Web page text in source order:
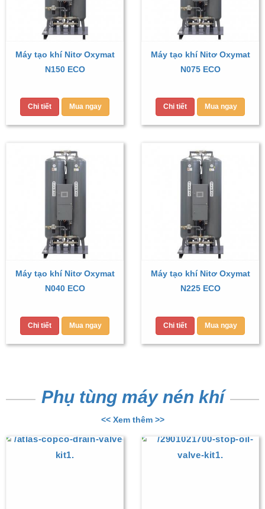
Máy tạo khí Nitơ Oxymat
N150 ECO
Chi tiết Mua ngay
Máy tạo khí Nitơ Oxymat
N075 ECO
Chi tiết Mua ngay
Máy tạo khí Nitơ Oxymat
N040 ECO
Chi tiết Mua ngay
Máy tạo khí Nitơ Oxymat
N225 ECO
Chi tiết Mua ngay
Phụ tùng máy nén khí
<< Xem thêm >>